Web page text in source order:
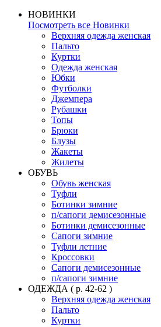
НОВИНКИ
Посмотреть все Новинки
Верхняя одежда женская
Пальто
Куртки
Одежда женская
Юбки
Футболки
Джемпера
Рубашки
Топы
Брюки
Блузы
Жакеты
Жилеты
ОБУВЬ
Обувь женская
Туфли
Ботинки зимние
п/сапоги демисезонные
Ботинки демисезонные
Сапоги зимние
Туфли летние
Кроссовки
Сапоги демисезонные
п/сапоги зимние
ОДЕЖДА ( р. 42-62 )
Верхняя одежда женская
Пальто
Куртки